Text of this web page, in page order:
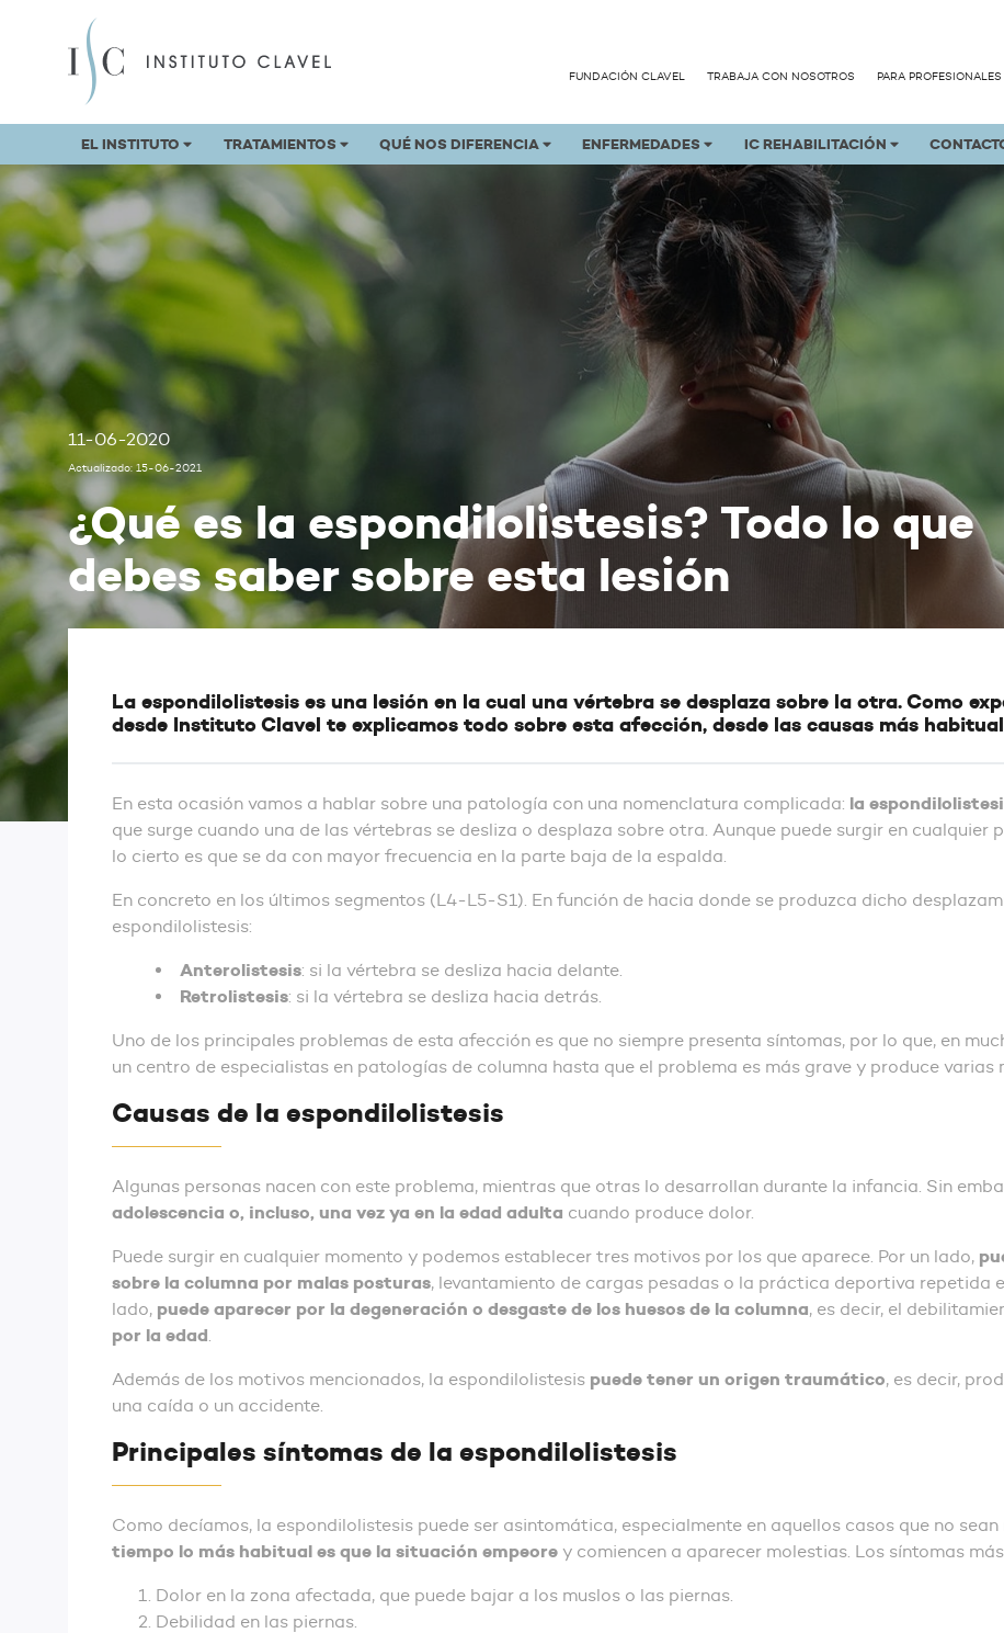
FUNDACIÓN CLAVEL TRABAJA CON NOSOTROS PARA
EL INSTITUTO TRATAMIENTOS QUÉ NOS DIFERENCIA ENFERMEDADES IC REHABILITACIÓN
11-06-2020
Actualizado: 15-06-2021
¿Qué es la espondilolistesis? Todo lo que
debes saber sobre esta lesión
La espondilolistesis es una lesión en la cual una vértebra se desplaza sobre la otra. Como
desde Instituto Clavel te explicamos todo sobre esta afección, desde las causas más
En esta ocasión vamos a hablar sobre una patología con una nomenclatura complicada: la
que surge cuando una de las vértebras se desliza o desplaza sobre otra. Aunque puede surgir en cualquier
lo cierto es que se da con mayor frecuencia en la parte baja de la espalda.
En concreto en los últimos segmentos (L4-L5-S1). En función de hacia donde se produzca dicho
espondilolistesis:
Anterolistesis: si la vértebra se desliza hacia delante.
Retrolistesis: si la vértebra se desliza hacia detrás.
Uno de los principales problemas de esta afección es que no siempre presenta síntomas, por lo que, en
un centro de especialistas en patologías de columna hasta que el problema es más grave y produce varias
Causas de la espondilolistesis
Algunas personas nacen con este problema, mientras que otras lo desarrollan durante la infancia. Sin
adolescencia o, incluso, una vez ya en la edad adulta cuando produce dolor.
Puede surgir en cualquier momento y podemos establecer tres motivos por los que aparece. Por un lado,
sobre la columna por malas posturas, levantamiento de cargas pesadas o la práctica deportiva repetida
lado, puede aparecer por la degeneración o desgaste de los huesos de la columna, es decir, el
por la edad.
Además de los motivos mencionados, la espondilolistesis puede tener un origen traumático, es decir,
una caída o un accidente.
Principales síntomas de la espondilolistesis
Como decíamos, la espondilolistesis puede ser asintomática, especialmente en aquellos casos que no sean
tiempo lo más habitual es que la situación empeore y comiencen a aparecer molestias. Los síntomas
Dolor en la zona afectada, que puede bajar a los muslos o las piernas.
Debilidad en las piernas.